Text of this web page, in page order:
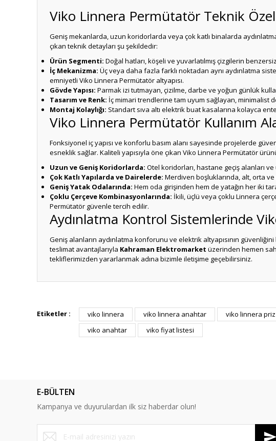
Viko Linnera Permütatör Teknik
Geniş mekanlarda, uzun koridorlarda veya çok katlı binalarda
çıkan teknik detayları şu şekildedir:
Ürün Segmenti: Doğal hatları, köşeli ve yuvarlatılmış çizgilerin
İç Mekanizma: Üç veya daha fazla farklı noktadan aynı aydınlatma
emniyetli Viko Linnera Permütatör altyapısı.
Gövde Yapısı: Parmak izi tutmayan, çizilme, darbe ve yoğun günlük
Tasarım ve Renk: İç mimari trendlerine tam uyum sağlayan,
Montaj Kolaylığı: Standart sıva altı elektrik buat kasalarına kolayca
Viko Linnera Permütatör Kullanım
Fonksiyonel iç yapısı ve konforlu basım alanı sayesinde projelerde
esneklik sağlar. Kaliteli yapısıyla öne çıkan Viko Linnera Permütatör
Uzun ve Geniş Koridorlarda: Otel koridorları, hastane geçiş alanları
Çok Katlı Yapılarda ve Dairelerde: Merdiven boşluklarında, alt, orta
Geniş Yatak Odalarında: Hem oda girişinden hem de yatağın her iki
Çoklu Çerçeve Kombinasyonlarında: İkili, üçlü veya çoklu Linnera
Permütatör güvenle tercih edilir.
Aydınlatma Kontrol Sistemlerinde
Geniş alanların aydınlatma konforunu ve elektrik altyapısının
teslimat avantajlarıyla Kahraman Elektromarket üzerinden hemen
tekliflerimizden yararlanmak adına bizimle iletişime geçebilirsiniz.
Görüş ve önerileriniz için teşekkür ederiz.
Ürün resmi kalitesiz, bozuk veya görüntülenemiyor.
Bu ürüne benzer farklı alternatifler olmalı.
Etiketler : viko linnera viko linnera anahtar viko linnera priz
viko anahtar
viko fiyat listesi
E-BÜLTEN
Kampanya ve duyurulardan ilk siz haberdar olun!